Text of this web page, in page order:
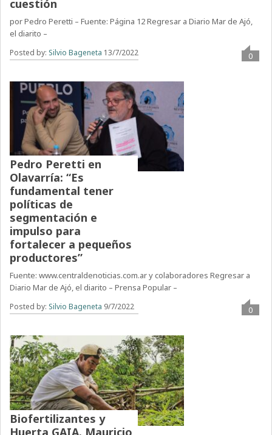
cuestión
por Pedro Peretti – Fuente: Página 12 Regresar a Diario Mar de Ajó,
el diarito –
Posted by: Silvio Bageneta 13/7/2022 0
Pedro Peretti en
Olavarría: “Es
fundamental tener
políticas de
segmentación e
impulso para
fortalecer a pequeños
productores”
Fuente: www.centraldenoticias.com.ar y colaboradores Regresar a
Diario Mar de Ajó, el diarito – Prensa Popular –
Posted by: Silvio Bageneta 9/7/2022 0
Biofertilizantes y
Huerta GAIA. Mauricio